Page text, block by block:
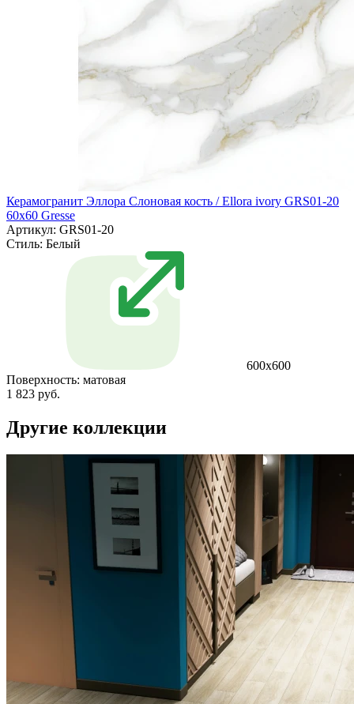
Керамогранит Эллора Слоновая кость / Ellora ivory GRS01-20
60х60 Gresse
Артикул: GRS01-20
Стиль: Белый
600х600
Поверхность: матовая
1 823 руб.
Другие коллекции